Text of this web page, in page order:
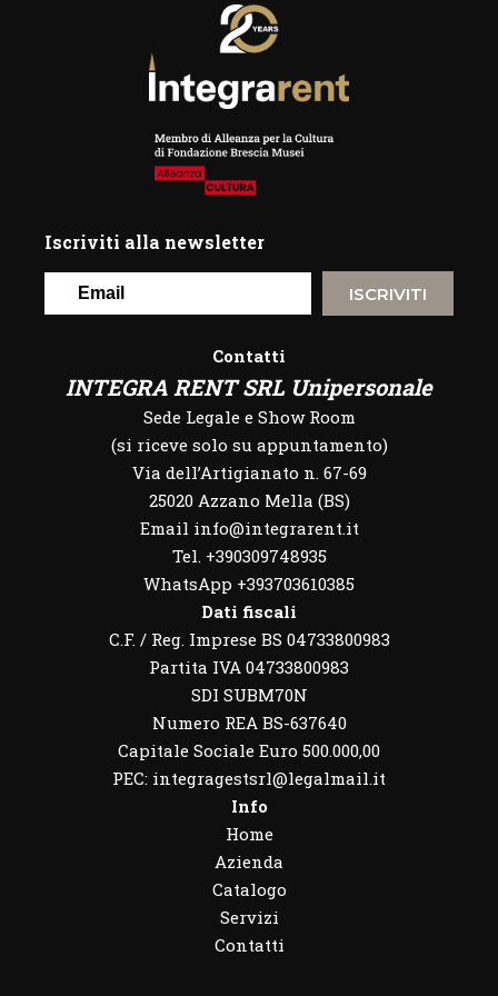
Iscriviti alla newsletter
ISCRIVITI
Contatti
INTEGRA RENT SRL Unipersonale
Sede Legale e Show Room
(si riceve solo su appuntamento)
Via dell’Artigianato n. 67-69
25020 Azzano Mella (BS)
Email info@integrarent.it
Tel. +390309748935
WhatsApp +393703610385
Dati fiscali
C.F. / Reg. Imprese BS 04733800983
Partita IVA 04733800983
SDI SUBM70N
Numero REA BS-637640
Capitale Sociale Euro 500.000,00
PEC: integragestsrl@legalmail.it
Info
Home
Azienda
Catalogo
Servizi
Contatti